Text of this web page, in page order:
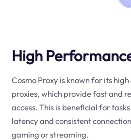
High
Cosmo Proxy is known for its
proxies, which provide fast and
access. This is beneficial for
latency and consistent
gaming or streaming.